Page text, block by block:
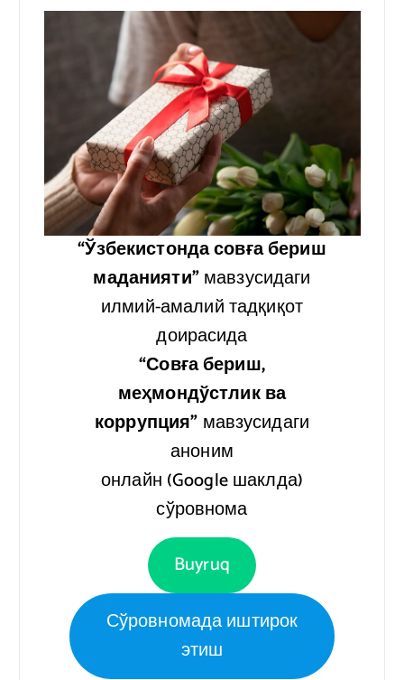
“Ўзбекистонда совға бериш
маданияти”мавзусидаги
илмий-амалий тадқиқот
доирасида
“Совға бериш,
меҳмондўстлик ва
коррупция” мавзусидаги
аноним
онлайн (Google шаклда)
сўровнома
Buyruq
Сўровномада иштирок
этиш